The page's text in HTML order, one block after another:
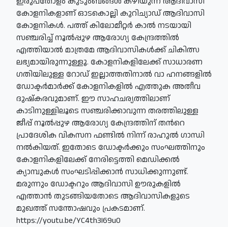
കോളനികളാണ് ഓടകൊല്ലി കുറിച്യാഡ് ആദിവാസി
കോളനികൾ. പത്ത് കിലോമീറ്റർ കാൽ നടയായി
സഞ്ചരിച്ച് നൂൽപ്പുഴ ആരോഗ്യ കേന്ദ്രത്തിൽ
എത്തിയാൽ മാത്രമേ ആദിവാസികൾക്ക് ചികിത്സ
ലഭ്യമായിരുന്നുള്ളൂ. കോളനികളിലേക്ക് സാധാരണ
ഗതിയിലുള്ള റോഡ് ഇല്ലാത്തതിനാൽ വാ ഹനങ്ങളിൽ
ഡോക്ടർമാർക്ക് കോളനികളിൽ എത്തുക അതീവ
ദുഷ്കരവുമാണ്. ഈ സാഹചര്യത്തിലാണ്
കാടിനുള്ളിലൂടെ സഞ്ചരിക്കാവുന്ന തരത്തിലുള്ള
ജീപ്പ് നൂൽപ്പുഴ ആരോഗ്യ കേന്ദ്രത്തിന് തന്‍റെ
പ്രാദേശിക വികസന ഫണ്ടിൽ നിന്ന് രാഹുൽ ഗാന്ധി
നൽകിയത്. ഇതോടെ ഡോക്ടർക്കും സംഘത്തിനും
കോളനികളിലേക്ക് നേരിട്ടെത്തി മെഡിക്കൽ
ക്യാമ്പുകൾ സംഘടിപ്പിക്കാൻ സാധിക്കുന്നുണ്ട്.
മരുന്നും ഡോക്ടറും ആദിവാസി ഊരുകളിൽ
എത്താൻ തുടങ്ങിയതോടെ ആദിവാസികളുടെ
മുഖത്ത് സന്തോഷവും പ്രകടമാണ്.
https://youtu.be/YC4th3I69u0